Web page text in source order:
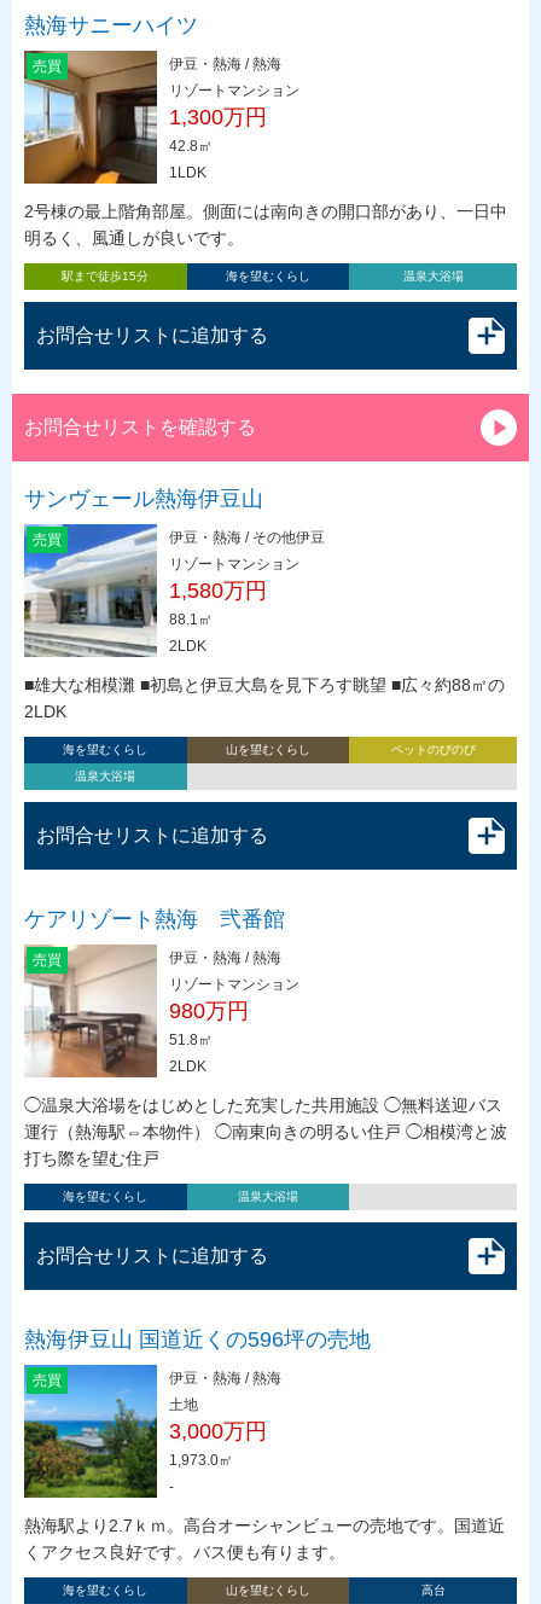
熱海サニーハイツ
売買
伊豆・熱海 / 熱海
リゾートマンション
1,300万円
42.8㎡
1LDK
2号棟の最上階角部屋。側面には南向きの開口部があり、一日中
明るく、風通しが良いです。
駅まで徒歩15分 海を望むくらし 温泉大浴場
お問合せリストに追加する
お問合せリストを確認する
サンヴェール熱海伊豆山
売買
伊豆・熱海 / その他伊豆
リゾートマンション
1,580万円
88.1㎡
2LDK
■雄大な相模灘 ■初島と伊豆大島を見下ろす眺望 ■広々約88㎡の
2LDK
海を望むくらし 山を望むくらし
ペットのびのび
温泉大浴場
お問合せリストに追加する
ケアリゾート熱海 弐番館
売買
伊豆・熱海 / 熱海
リゾートマンション
980万円
51.8㎡
2LDK
◯温泉大浴場をはじめとした充実した共用施設 ◯無料送迎バス
運行（熱海駅⇔本物件） ◯南東向きの明るい住戸 ◯相模湾と波
打ち際を望む住戸
海を望むくらし 温泉大浴場
お問合せリストに追加する
熱海伊豆山 国道近くの596坪の売地
売買
伊豆・熱海 / 熱海
土地
3,000万円
1,973.0㎡
-
熱海駅より2.7ｋｍ。高台オーシャンビューの売地です。国道近
くアクセス良好です。バス便も有ります。
海を望むくらし 山を望むくらし 高台